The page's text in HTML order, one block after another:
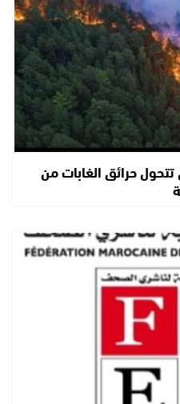
حرائق الغابات من